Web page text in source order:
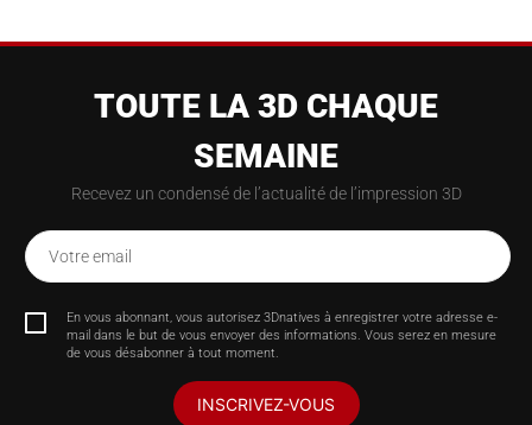
TOUTE LA 3D CHAQUE
SEMAINE
Recevez un condensé de l’actualité de l’impression 3D
Votre email
En vous abonnant, vous autorisez 3Dnatives à enregistrer votre adresse e-
mail dans le but de vous envoyer des informations. Vous serez en mesure
de vous désabonner à tout moment.
INSCRIVEZ-VOUS